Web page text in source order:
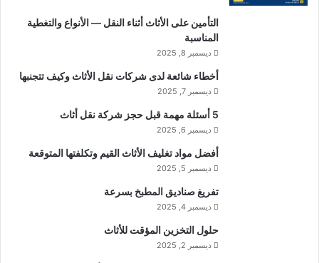
التأمين على الأثاث أثناء النقل — الأنواع والتغطية
المناسبة
ديسمبر 8, 2025
أخطاء شائعة لدى شركات نقل الأثاث وكيف تتجنبها
ديسمبر 7, 2025
5 أسئلة مهمة قبل حجز شركة نقل أثاث
ديسمبر 6, 2025
أفضل مواد تغليف الأثاث القيم وتكلفتها المتوقعة
ديسمبر 5, 2025
تفريغ صناديق المطبخ بسرعة
ديسمبر 4, 2025
حلول التخزين المؤقت للأثاث
ديسمبر 2, 2025